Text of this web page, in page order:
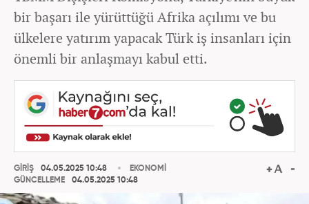
bir başarı ile yürüttüğü Afrika açılımı ve bu
ülkelere yatırım yapacak Türk iş insanları için
önemli bir anlaşmayı kabul etti.
GİRİŞ
04.05.2025 10:48
GÜNCELLEME
04.05.2025 10:48
EKONOMİ